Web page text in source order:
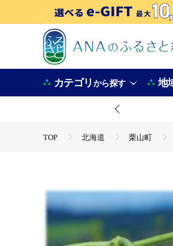
カテゴリから探す 地
TOP 北海道 栗山町